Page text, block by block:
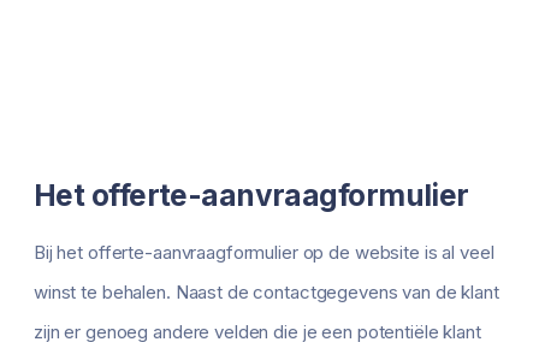
Het offerte-aanvraagformulier
Bij het offerte-aanvraagformulier op de website is al veel
winst te behalen. Naast de contactgegevens van de klant
zijn er genoeg andere velden die je een potentiële klant